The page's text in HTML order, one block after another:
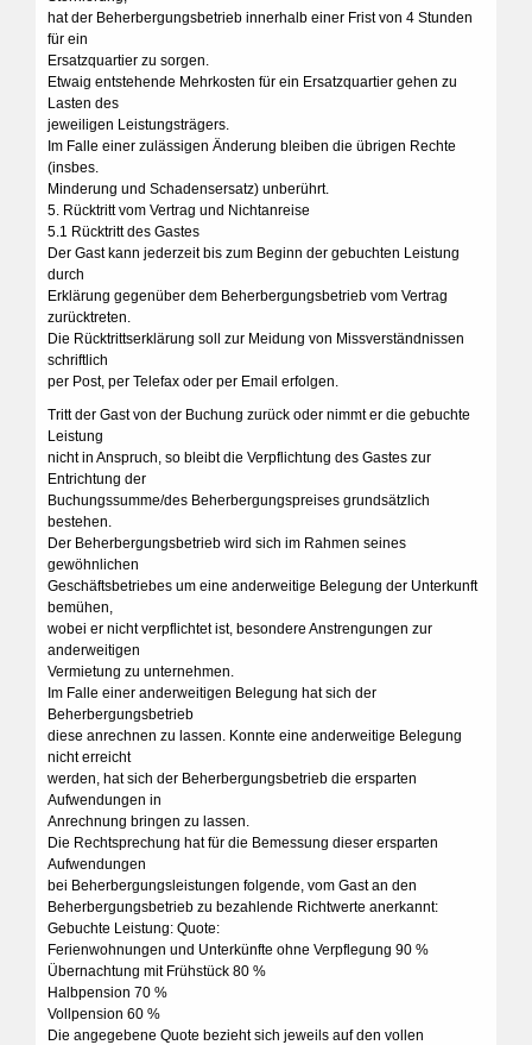
hat der Beherbergungsbetrieb innerhalb einer Frist von 4 Stunden
für ein
Ersatzquartier zu sorgen.
Etwaig entstehende Mehrkosten für ein Ersatzquartier gehen zu
Lasten des
jeweiligen Leistungsträgers.
Im Falle einer zulässigen Änderung bleiben die übrigen Rechte
(insbes.
Minderung und Schadensersatz) unberührt.
5. Rücktritt vom Vertrag und Nichtanreise
5.1 Rücktritt des Gastes
Der Gast kann jederzeit bis zum Beginn der gebuchten Leistung
durch
Erklärung gegenüber dem Beherbergungsbetrieb vom Vertrag
zurücktreten.
Die Rücktrittserklärung soll zur Meidung von Missverständnissen
schriftlich
per Post, per Telefax oder per Email erfolgen.
Tritt der Gast von der Buchung zurück oder nimmt er die gebuchte
Leistung
nicht in Anspruch, so bleibt die Verpflichtung des Gastes zur
Entrichtung der
Buchungssumme/des Beherbergungspreises grundsätzlich
bestehen.
Der Beherbergungsbetrieb wird sich im Rahmen seines
gewöhnlichen
Geschäftsbetriebes um eine anderweitige Belegung der Unterkunft
bemühen,
wobei er nicht verpflichtet ist, besondere Anstrengungen zur
anderweitigen
Vermietung zu unternehmen.
Im Falle einer anderweitigen Belegung hat sich der
Beherbergungsbetrieb
diese anrechnen zu lassen. Konnte eine anderweitige Belegung
nicht erreicht
werden, hat sich der Beherbergungsbetrieb die ersparten
Aufwendungen in
Anrechnung bringen zu lassen.
Die Rechtsprechung hat für die Bemessung dieser ersparten
Aufwendungen
bei Beherbergungsleistungen folgende, vom Gast an den
Beherbergungsbetrieb zu bezahlende Richtwerte anerkannt:
Gebuchte Leistung: Quote:
Ferienwohnungen und Unterkünfte ohne Verpflegung 90 %
Übernachtung mit Frühstück 80 %
Halbpension 70 %
Vollpension 60 %
Die angegebene Quote bezieht sich jeweils auf den vollen